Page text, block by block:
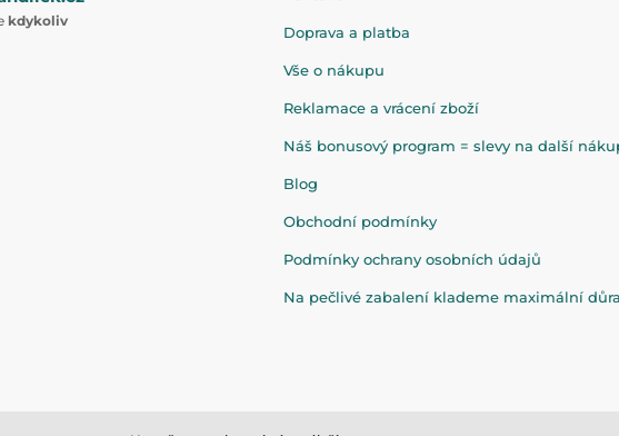
kdykoliv
Doprava a platba
Vše o nákupu
Reklamace a vrácení zboží
Náš bonusový program = slevy na další
Blog
Obchodní podmínky
Podmínky ochrany osobních údajů
Na pečlivé zabalení klademe maximální